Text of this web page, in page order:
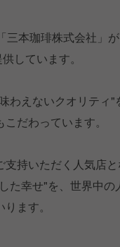
本珈琲株式会社」
しています。
わえないクオリティ
だわっています。
持いただく人気店と
た幸せ"を、世界中
ます。